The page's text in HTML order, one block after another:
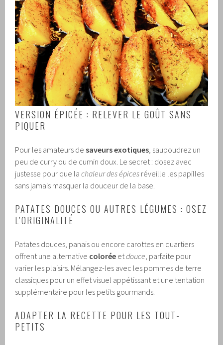
VERSION ÉPICÉE : RELEVER LE GOÛT SANS
PIQUER
Pour les amateurs desaveurs exotiques, saupoudrez un
peu de curry ou de cumin doux. Le secret : dosez avec
justesse pour que lachaleur des épices réveille les papilles
sans jamais masquer la douceur de la base.
PATATES DOUCES OU AUTRES LÉGUMES : OSEZ
L’ORIGINALITÉ
Patates douces, panais ou encore carottes en quartiers
offrent une alternative colorée etdouce, parfaite pour
varier les plaisirs. Mélangez-les avec les pommes de terre
classiques pour un effet visuel appétissant et une tentation
supplémentaire pour les petits gourmands.
ADAPTER LA RECETTE POUR LES TOUT-
PETITS